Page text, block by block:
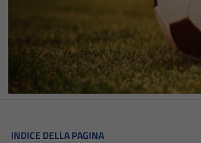
INDICE DELLA PAGINA